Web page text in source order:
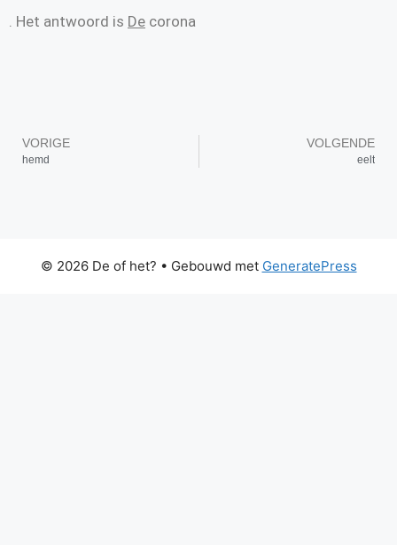
. Het antwoord is De corona
VORIGE
hemd
VOLGENDE
eelt
© 2026 De of het? • Gebouwd met GeneratePress